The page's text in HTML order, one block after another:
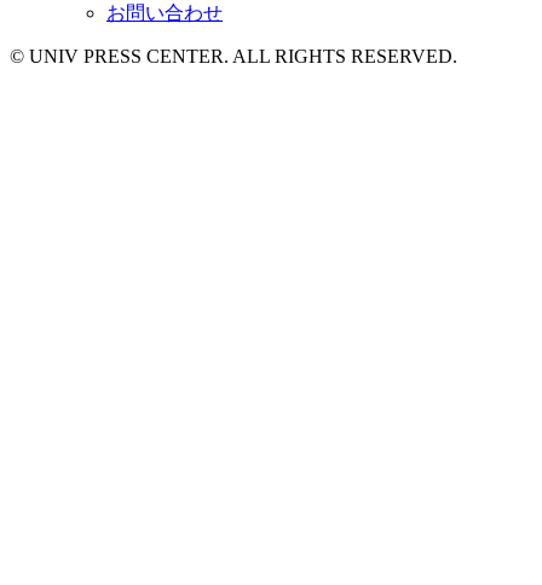
お問い合わせ
© UNIV PRESS CENTER. ALL RIGHTS RESERVED.